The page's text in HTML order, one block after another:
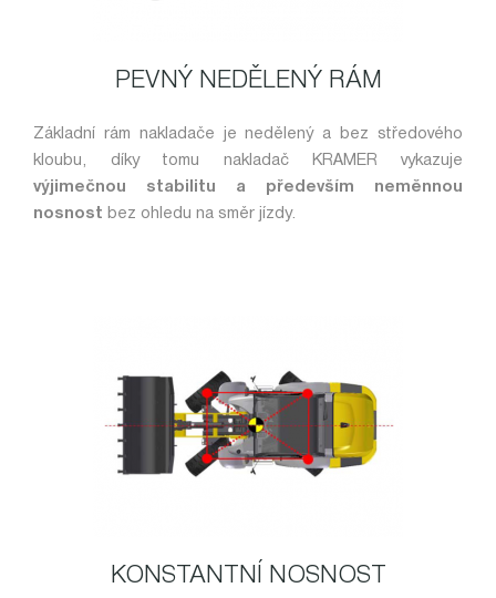
PEVNÝ NEDĚLENÝ RÁM
Základní rám nakladače je nedělený a bez středového
kloubu, díky tomu nakladač KRAMER vykazuje
výjimečnou stabilitu a především neměnnou
nosnost bez ohledu na směr jízdy.
KONSTANTNÍ NOSNOST